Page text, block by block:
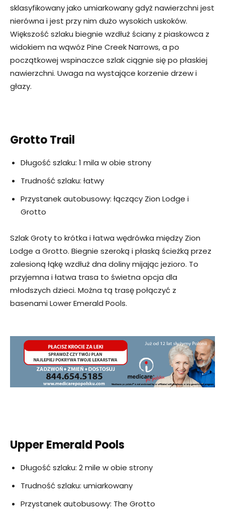
sklasyfikowany jako umiarkowany gdyż nawierzchni jest
nierówna i jest przy nim dużo wysokich uskoków.
Większość szlaku biegnie wzdłuż ściany z piaskowca z
widokiem na wąwóz Pine Creek Narrows, a po
początkowej wspinaczce szlak ciągnie się po płaskiej
nawierzchni. Uwaga na wystające korzenie drzew i
głazy.
Grotto Trail
Długość szlaku: 1 mila w obie strony
Trudność szlaku: łatwy
Przystanek autobusowy: łączący Zion Lodge i
Grotto
Szlak Groty to krótka i łatwa wędrówka między Zion
Lodge a Grotto. Biegnie szeroką i płaską ścieżką przez
zalesioną łąkę wzdłuż dna doliny mijając jezioro. To
przyjemna i łatwa trasa to świetna opcja dla
młodszych dzieci. Można tą trasę połączyć z
basenami Lower Emerald Pools.
Upper Emerald Pools
Długość szlaku: 2 mile w obie strony
Trudność szlaku: umiarkowany
Przystanek autobusowy: The Grotto